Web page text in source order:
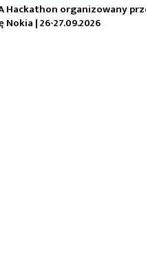
Hackathon organizowany
Nokia | 26-27.09.2026